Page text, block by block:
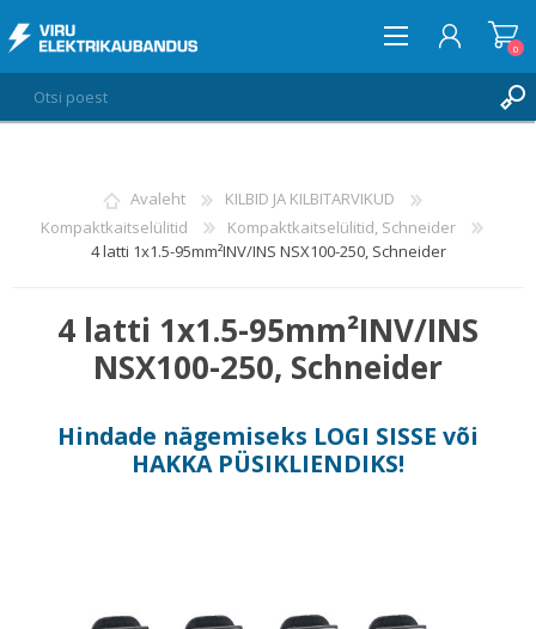
LOGI SISSE
SOOVIKORV 0
0
Avaleht
KILBID JA KILBITARVIKUD
Kompaktkaitselülitid
Kompaktkaitselülitid, Schneider
4 latti 1x1.5-95mm²INV/INS NSX100-250, Schneider
4 latti 1x1.5-95mm²INV/INS
NSX100-250, Schneider
Hindade nägemiseks LOGI SISSE või
HAKKA PÜSIKLIENDIKS!